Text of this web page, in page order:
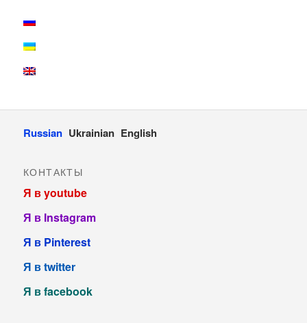
Russian Ukrainian English
КОНТАКТЫ
Я в youtube
Я в Instagram
Я в Pinterest
Я в twitter
Я в facebook